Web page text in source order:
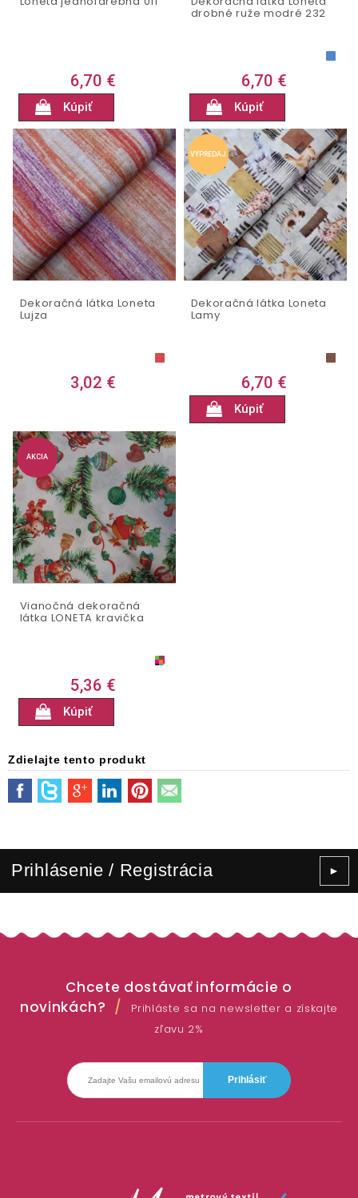
6,70 €
Kúpiť
drobné ruže modré 232
6,70 €
Kúpiť
Dekoračná látka Loneta
Lujza
3,02 €
VÝPREDAJ
Dekoračná látka Loneta
Lamy
6,70 €
Kúpiť
AKCIA
Vianočná dekoračná
látka LONETA kravička
5,36 €
Kúpiť
Zdielajte tento produkt
Prihlásenie / Registrácia ►
Chcete dostávať informácie o
novinkách?
Prihláste sa na newsletter a získajte
zľavu 2%